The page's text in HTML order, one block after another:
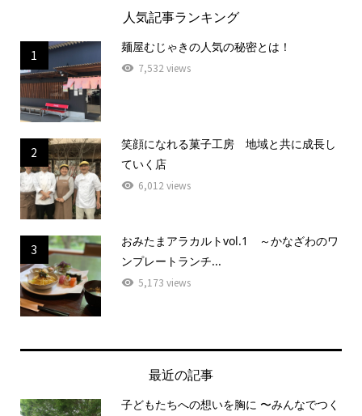
人気記事ランキング
1
麺屋むじゃきの人気の秘密とは！
7,532 views
2
笑顔になれる菓子工房 地域と共に成長し
ていく店
6,012 views
3
おみたまアラカルトvol.1 ～かなざわのワ
ンプレートランチ...
5,173 views
最近の記事
子どもたちへの想いを胸に 〜みんなでつく